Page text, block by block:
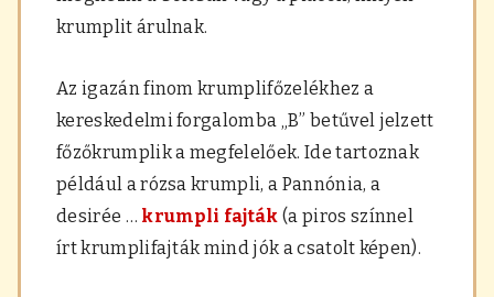
krumplit árulnak.
Az igazán finom krumplifőzelékhez a
kereskedelmi forgalomba „B” betűvel jelzett
főzőkrumplik a megfelelőek. Ide tartoznak
például a rózsa krumpli, a Pannónia, a
desirée … krumpli fajták (a piros színnel
írt krumplifajták mind jók a csatolt képen).